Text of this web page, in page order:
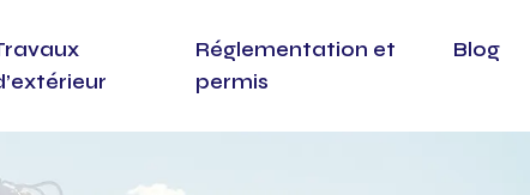
Réglementation et
permis
Blog